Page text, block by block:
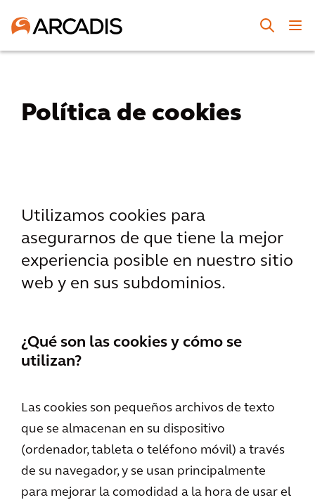
Política de cookies
Utilizamos cookies para
asegurarnos de que tiene la mejor
experiencia posible en nuestro sitio
web y en sus subdominios.
¿Qué son las cookies y cómo se
utilizan?
Las cookies son pequeños archivos de texto
que se almacenan en su dispositivo
(ordenador, tableta o teléfono móvil) a través
de su navegador, y se usan principalmente
para mejorar la comodidad a la hora de usar el